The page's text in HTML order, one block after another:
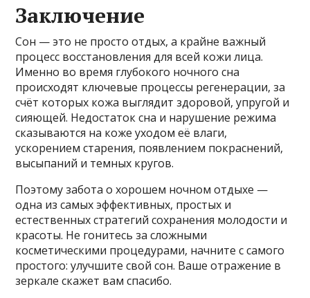
Заключение
Сон — это не просто отдых, а крайне важный
процесс восстановления для всей кожи лица.
Именно во время глубокого ночного сна
происходят ключевые процессы регенерации, за
счёт которых кожа выглядит здоровой, упругой и
сияющей. Недостаток сна и нарушение режима
сказываются на коже уходом её влаги,
ускорением старения, появлением покраснений,
высыпаний и темных кругов.
Поэтому забота о хорошем ночном отдыхе —
одна из самых эффективных, простых и
естественных стратегий сохранения молодости и
красоты. Не гонитесь за сложными
косметическими процедурами, начните с самого
простого: улучшите свой сон. Ваше отражение в
зеркале скажет вам спасибо.